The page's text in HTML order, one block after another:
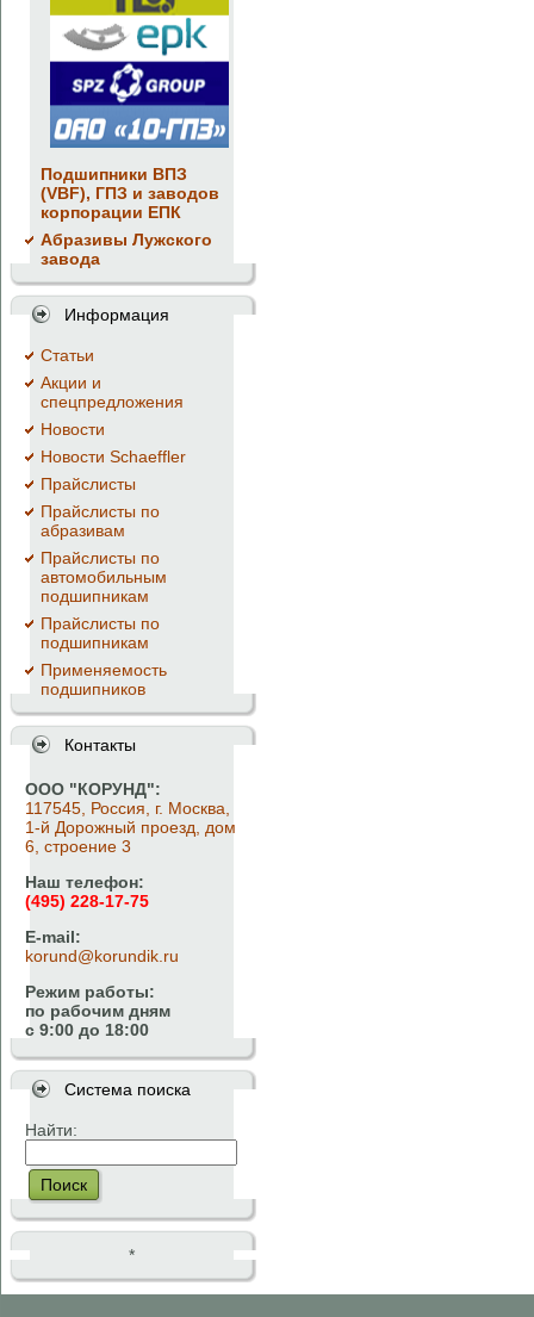
Подшипники ВПЗ
(VBF), ГПЗ и заводов
корпорации ЕПК
Абразивы Лужского
завода
Информация
Cтатьи
Акции и
спецпредложения
Новости
Новости Schaeffler
Прайслисты
Прайслисты по
абразивам
Прайслисты по
автомобильным
подшипникам
Прайслисты по
подшипникам
Применяемость
подшипников
Контакты
ООО "КОРУНД":
117545, Россия, г. Москва,
1-й Дорожный проезд, дом
6, строение 3
Наш телефон:
(495) 228-17-75
E-mail:
korund@korundik.ru
Режим работы:
по рабочим дням
с 9:00 до 18:00
Система поиска
Найти:
Поиск
*